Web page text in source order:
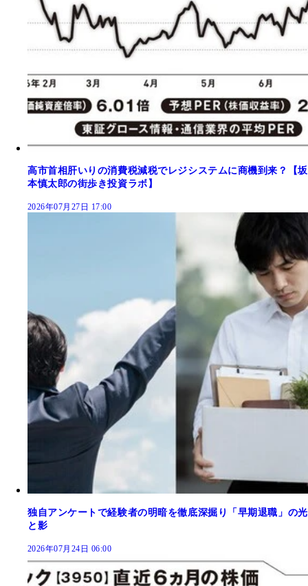
高市首相肝いりの消費税減税でレジシステムに商機到来？【坂
本慎太郎の街歩き投資ラボ】
2026年07月27日 17:00
独自アンケートで経験者の明暗を徹底深掘り「早期退職」の光
と影
2026年07月24日 06:00